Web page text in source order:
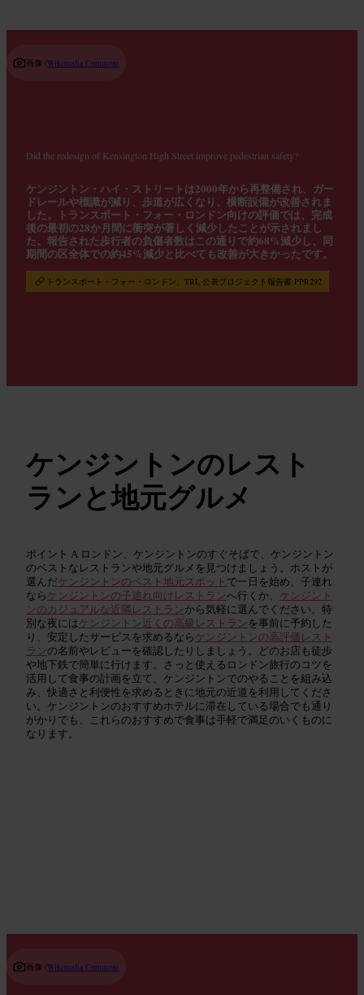
画像 /Wikimedia Commons
Did the redesign of Kensington High Street improve pedestrian safety?
ケンジントン・ハイ・ストリートは2000年から再整備され、ガー
ドレールや標識が減り、歩道が広くなり、横断設備が改善されま
した。トランスポート・フォー・ロンドン向けの評価では、完成
後の最初の28か月間に衝突が著しく減少したことが示されまし
た。報告された歩行者の負傷者数はこの通りで約68%減少し、同
期間の区全体での約45%減少と比べても改善が大きかったです。
トランスポート・フォー・ロンドン、TRL 公表プロジェクト報告書 PPR292
ケンジントンのレスト
ランと地元グルメ
ポイント A ロンドン、ケンジントンのすぐそばで、ケンジントン
のベストなレストランや地元グルメを見つけましょう。ホストが
選んだケンジントンのベスト地元スポット で一日を始め、子連れ
ならケンジントンの子連れ向けレストランへ行くか、 ケンジント
ンのカジュアルな近隣レストランから気軽に選んでください。特
別な夜にはケンジントン近くの高級レストランを事前に予約した
り、安定したサービスを求めるならケンジントンの高評価レスト
ランの名前やレビューを確認したりしましょう。どのお店も徒歩
や地下鉄で簡単に行けます。さっと使えるロンドン旅行のコツを
活用して食事の計画を立て、ケンジントンでのやることを組み込
み、快適さと利便性を求めるときに地元の近道を利用してくださ
い。ケンジントンのおすすめホテルに滞在している場合でも通り
がかりでも、これらのおすすめで食事は手軽で満足のいくものに
なります。
画像 /Wikimedia Commons